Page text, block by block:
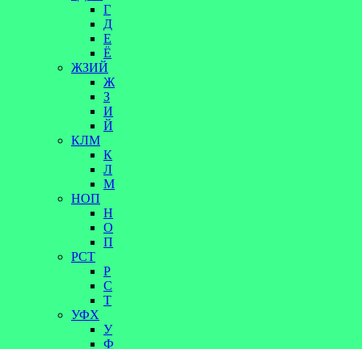
Г
Д
Е
Ё
ЖЗИЙ
Ж
З
И
Й
КЛМ
К
Л
М
НОП
Н
О
П
РСТ
Р
С
Т
УФХ
У
Ф